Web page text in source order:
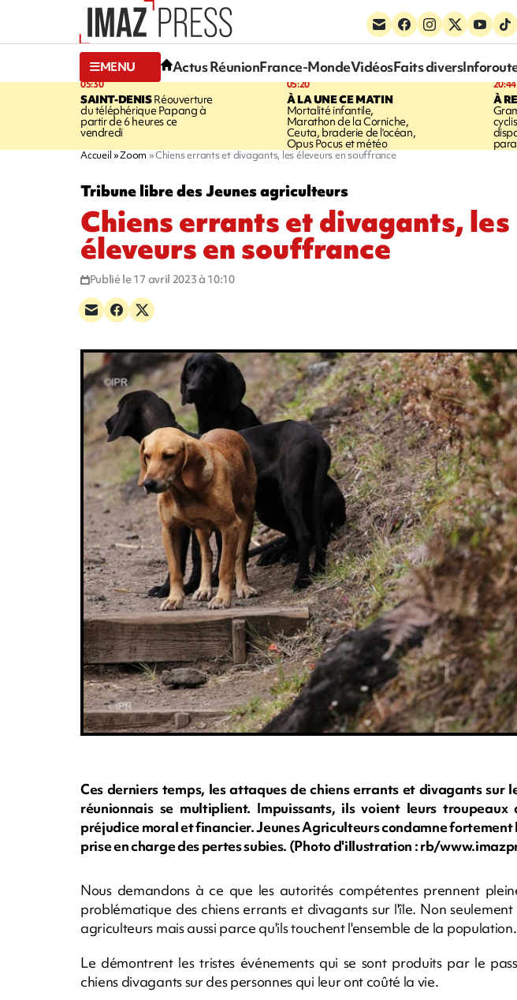
MENU Actus RéunionFrance-MondeVidéosFaits divers
05:30
SAINT-DENISRéouverture
du téléphérique Papang à
partir de 6 heures ce
vendredi
05:20
À LA UNE CE MATIN
Mortalité infantile,
Marathon de la Corniche,
Ceuta, braderie de l'océan,
Opus Pocus et météo
20:44
À
Accueil Zoom Chiens errants et divagants, les éleveurs en souffrance
Tribune libre des Jeunes agriculteurs
Chiens errants et divagants, les
éleveurs en souffrance
Publié le 17 avril 2023 à 10:10
Ces derniers temps, les attaques de chiens errants et divagants sur
réunionnais se multiplient. Impuissants, ils voient leurs
préjudice moral et financier. Jeunes Agriculteurs condamne fortement
prise en charge des pertes subies. (Photo d'illustration : rb/
Nous demandons à ce que les autorités compétentes prennent
problématique des chiens errants et divagants sur l'île. Non
agriculteurs mais aussi parce qu'ils touchent l'ensemble de la population.
Le démontrent les tristes événements qui se sont produits par le
chiens divagants sur des personnes qui leur ont coûté la vie.